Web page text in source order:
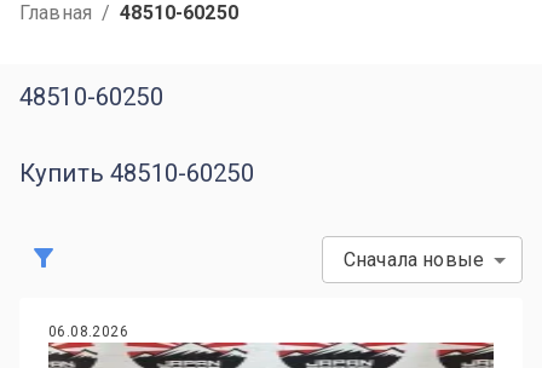
Главная / 48510-60250
48510-60250
Купить 48510-60250
Сначала новые
06.08.2026